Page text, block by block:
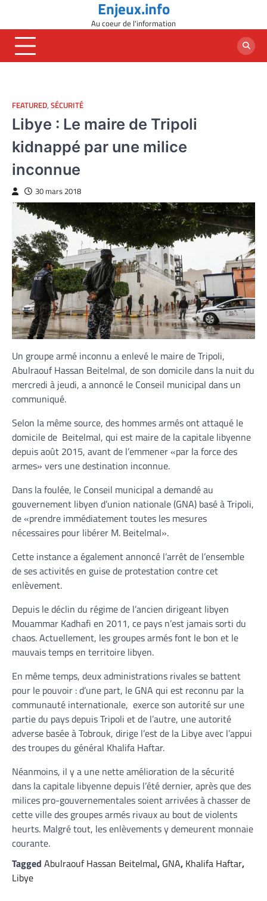
content
Enjeux.info
Au coeur de l'information
FEATURED, SÉCURITÉ
Libye : Le maire de Tripoli
kidnappé par une milice
inconnue
30 mars 2018
Un groupe armé inconnu a enlevé le maire de Tripoli,
Abulraouf Hassan Beitelmal, de son domicile dans la nuit du
mercredi à jeudi, a annoncé le Conseil municipal dans un
communiqué.
Selon la même source, des hommes armés ont attaqué le
domicile de Beitelmal, qui est maire de la capitale libyenne
depuis août 2015, avant de l’emmener «par la force des
armes» vers une destination inconnue.
Dans la foulée, le Conseil municipal a demandé au
gouvernement libyen d’union nationale (GNA) basé à Tripoli,
de «prendre immédiatement toutes les mesures
nécessaires pour libérer M. Beitelmal».
Cette instance a également annoncé l’arrêt de l’ensemble
de ses activités en guise de protestation contre cet
enlèvement.
Depuis le déclin du régime de l’ancien dirigeant libyen
Mouammar Kadhafi en 2011, ce pays n’est jamais sorti du
chaos. Actuellement, les groupes armés font le bon et le
mauvais temps en territoire libyen.
En même temps, deux administrations rivales se battent
pour le pouvoir : d’une part, le GNA qui est reconnu par la
communauté internationale, exerce son autorité sur une
partie du pays depuis Tripoli et de l’autre, une autorité
adverse basée à Tobrouk, dirige l’est de la Libye avec l’appui
des troupes du général Khalifa Haftar.
Néanmoins, il y a une nette amélioration de la sécurité
dans la capitale libyenne depuis l’été dernier, après que des
milices pro-gouvernementales soient arrivées à chasser de
cette ville des groupes armés rivaux au bout de violents
heurts. Malgré tout, les enlèvements y demeurent monnaie
courante.
Tagged Abulraouf Hassan Beitelmal, GNA, Khalifa Haftar,
Libye